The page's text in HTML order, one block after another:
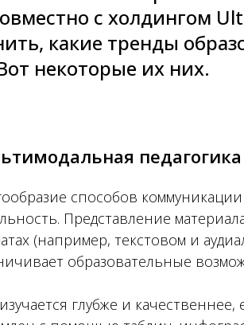
с холдингом
какие тренды
некоторые их них.
педагогика
способов
Представление
(например, текстовом и
образовательные
глубже и качественнее,